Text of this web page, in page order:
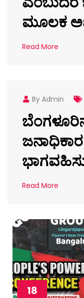
ಮೂಲಕ
Read More
By Admin
Read More
18